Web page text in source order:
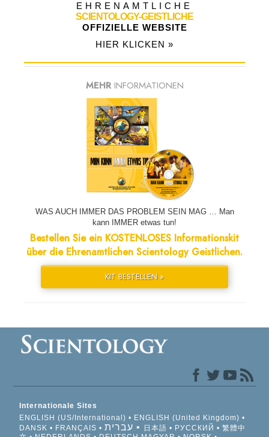
EHRENAMTLICHE
SCIENTOLOGY-GEISTLICHE
OFFIZIELLE WEBSITE
HIER KLICKEN »
MEHR INFORMATIONEN
WAS AUCH IMMER DAS PROBLEM SEIN MAG … Man
kann IMMER etwas tun!
Bestellen Sie ein KOSTENLOSES Informationskit
über die Ehrenamtlichen Scientology Geistlichen.
KIT BESTELLEN »
Internationale Sites
ENGLISH (US/International)
ENGLISH (United Kingdom)
DANSK
FRANÇAIS עברית 日本語 РУССКИЙ
繁體中